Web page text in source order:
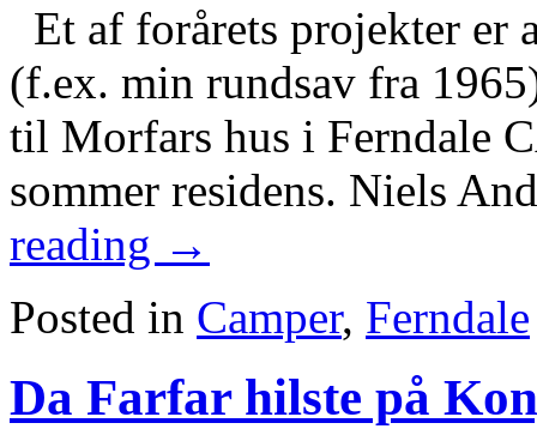
Et af forårets projekter er
(f.ex. min rundsav fra
til Morfars hus i Ferndale
sommer residens. Niels
reading →
Posted in Camper, Ferndale
Da Farfar hilste på